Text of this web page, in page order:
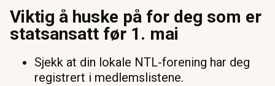
Viktig å huske på for deg som er
statsansatt før 1. mai
Sjekk at din lokale NTL-forening har deg
registrert i medlemslistene.